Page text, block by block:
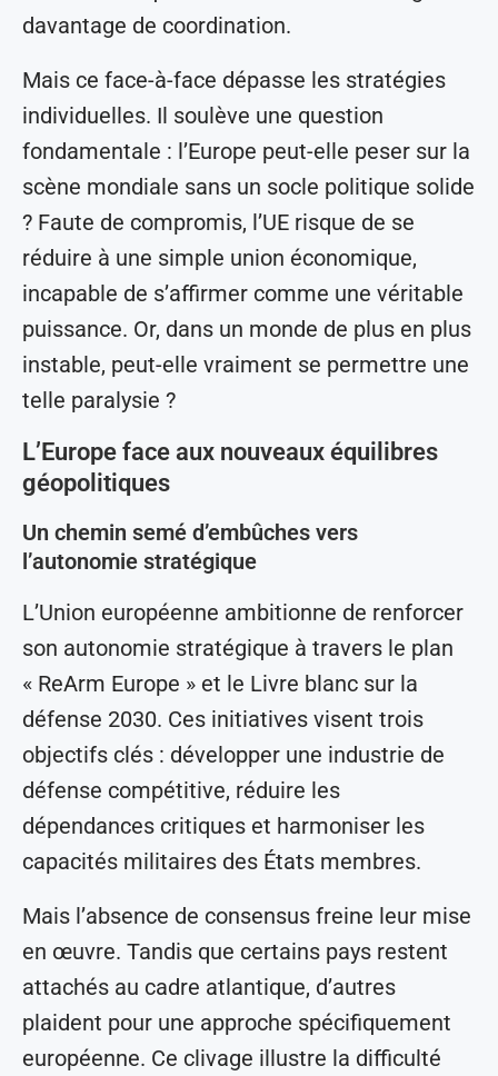
davantage de coordination.
Mais ce face-à-face dépasse les stratégies
individuelles. Il soulève une question
fondamentale : l’Europe peut-elle peser sur la
scène mondiale sans un socle politique solide
? Faute de compromis, l’UE risque de se
réduire à une simple union économique,
incapable de s’affirmer comme une véritable
puissance. Or, dans un monde de plus en plus
instable, peut-elle vraiment se permettre une
telle paralysie ?
L’Europe face aux nouveaux équilibres
géopolitiques
Un chemin semé d’embûches vers
l’autonomie stratégique
L’Union européenne ambitionne de renforcer
son autonomie stratégique à travers le plan
« ReArm Europe » et le Livre blanc sur la
défense 2030. Ces initiatives visent trois
objectifs clés : développer une industrie de
défense compétitive, réduire les
dépendances critiques et harmoniser les
capacités militaires des États membres.
Mais l’absence de consensus freine leur mise
en œuvre. Tandis que certains pays restent
attachés au cadre atlantique, d’autres
plaident pour une approche spécifiquement
européenne. Ce clivage illustre la difficulté